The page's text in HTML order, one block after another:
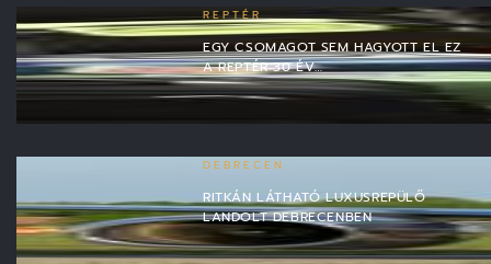
REPTÉR
EGY CSOMAGOT SEM HAGYOTT EL EZ
A REPTÉR 30 ÉV…
DEBRECEN
RITKÁN LÁTHATÓ LUXUSREPÜLŐ
LANDOLT DEBRECENBEN